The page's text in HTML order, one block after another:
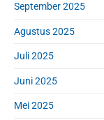
September 2025
Agustus 2025
Juli 2025
Juni 2025
Mei 2025